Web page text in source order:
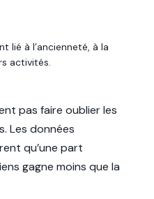
lié à l’ancienneté, à la
activités.
pas faire oublier les
Les données
qu’une part
gagne moins que la